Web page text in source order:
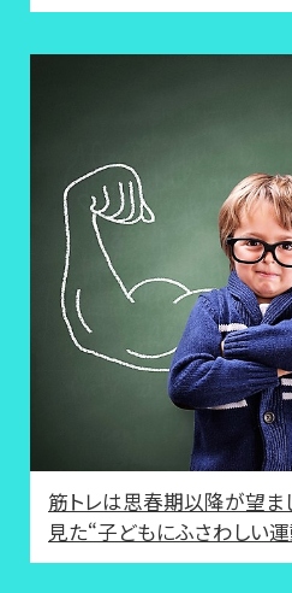
筋トレは思春期以降が望ま
見た“子どもにふさわしい